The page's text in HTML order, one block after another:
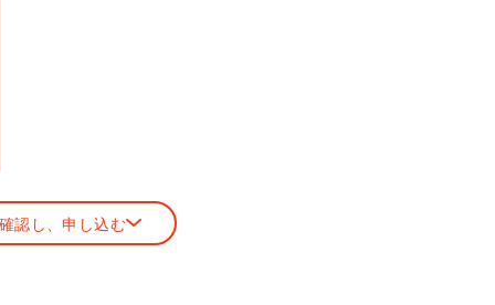
認し、申し込む